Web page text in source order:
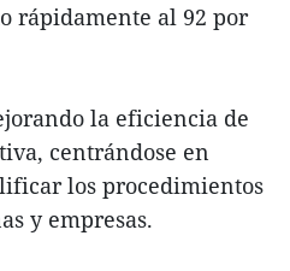
rápidamente al 92 por
la eficiencia de
centrándose en
los procedimientos
y empresas.